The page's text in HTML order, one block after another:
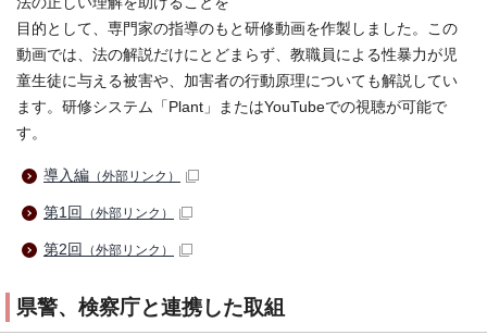
目的として、専門家の指導のもと研修動画を作製しました。この
動画では、法の解説だけにとどまらず、教職員による性暴力が児
童生徒に与える被害や、加害者の行動原理についても解説してい
ます。研修システム「Plant」またはYouTubeでの視聴が可能で
す。
導入編 （外部リンク）
第1回 （外部リンク）
第2回 （外部リンク）
県警、検察庁と連携した取組